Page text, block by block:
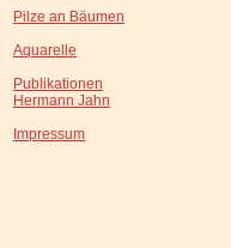
Pilze an Bäumen
Aquarelle
Publikationen
Hermann Jahn
Impressum